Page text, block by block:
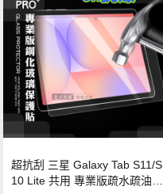
超抗刮 三星 Galaxy Tab S11/S
10 Lite 共用 專業版疏水疏油9H